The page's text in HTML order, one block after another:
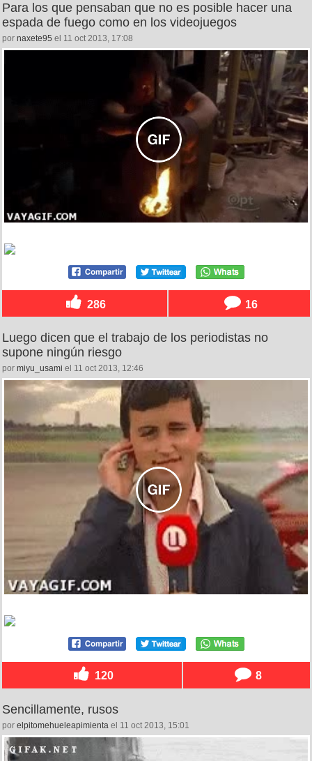
Para los que pensaban que no es posible hacer una
espada de fuego como en los videojuegos
por naxete95 el 11 oct 2013, 17:08
286 16
Luego dicen que el trabajo de los periodistas no
supone ningún riesgo
por miyu_usami el 11 oct 2013, 12:46
120 8
Sencillamente, rusos
por elpitomehueleapimienta el 11 oct 2013, 15:01